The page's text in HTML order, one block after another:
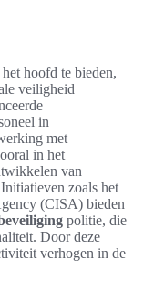
het hoofd te bieden,
veiligheid
in
met
in het
van
zoals het
(CISA) bieden
politie, die
Door deze
verhogen in de